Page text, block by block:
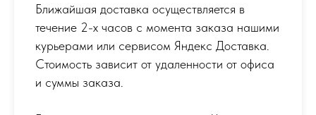
Ближайшая доставка осуществляется в
течение 2-х часов с момента заказа нашими
курьерами или сервисом Яндекс Доставка.
Стоимость зависит от удаленности от офиса
и суммы заказа.